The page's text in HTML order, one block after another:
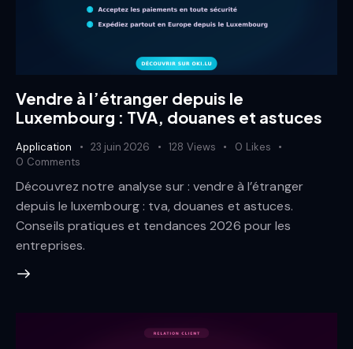
Vendre à l’étranger depuis le
Luxembourg : TVA, douanes et astuces
Application 23 juin 2026 128 Views 0 Likes
0 Comments
Découvrez notre analyse sur : vendre à l’étranger
depuis le luxembourg : tva, douanes et astuces.
Conseils pratiques et tendances 2026 pour les
entreprises.